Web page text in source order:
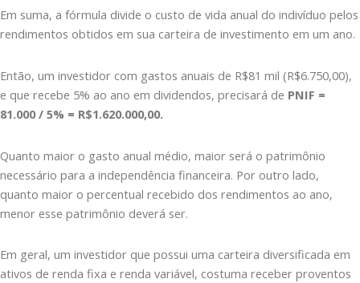
Em suma, a fórmula divide o custo de vida anual do indivíduo pelos
rendimentos obtidos em sua carteira de investimento em um ano.
Então, um investidor com gastos anuais de R$81 mil (R$6.750,00),
e que recebe 5% ao ano em dividendos, precisará de PNIF =
81.000 / 5% = R$1.620.000,00.
Quanto maior o gasto anual médio, maior será o patrimônio
necessário para a independência financeira. Por outro lado,
quanto maior o percentual recebido dos rendimentos ao ano,
menor esse patrimônio deverá ser.
Em geral, um investidor que possui uma carteira diversificada em
ativos de renda fixa e renda variável, costuma receber proventos